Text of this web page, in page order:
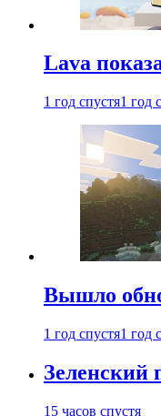
Lava
1 год спустя1 год
Вышло
1 год спустя1 год
Зеленский
15 часов спустя